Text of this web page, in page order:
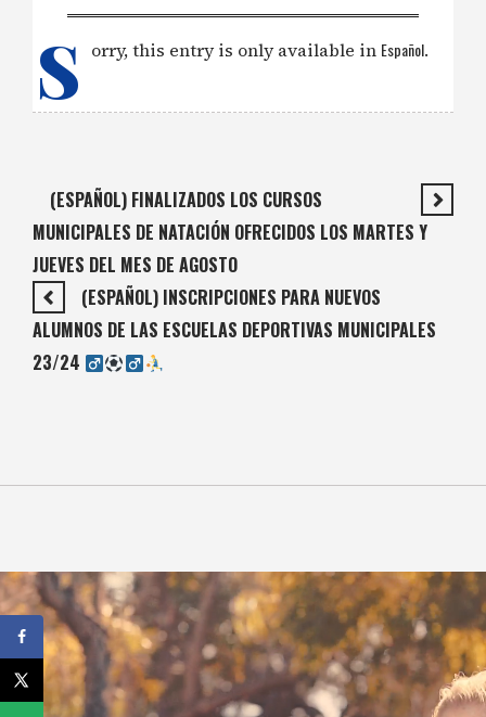
S orry, this entry is only available in Español.
(ESPAÑOL) FINALIZADOS LOS CURSOS
MUNICIPALES DE NATACIÓN OFRECIDOS LOS MARTES Y
JUEVES DEL MES DE AGOSTO
(ESPAÑOL) INSCRIPCIONES PARA NUEVOS
ALUMNOS DE LAS ESCUELAS DEPORTIVAS MUNICIPALES
23/24 ‍